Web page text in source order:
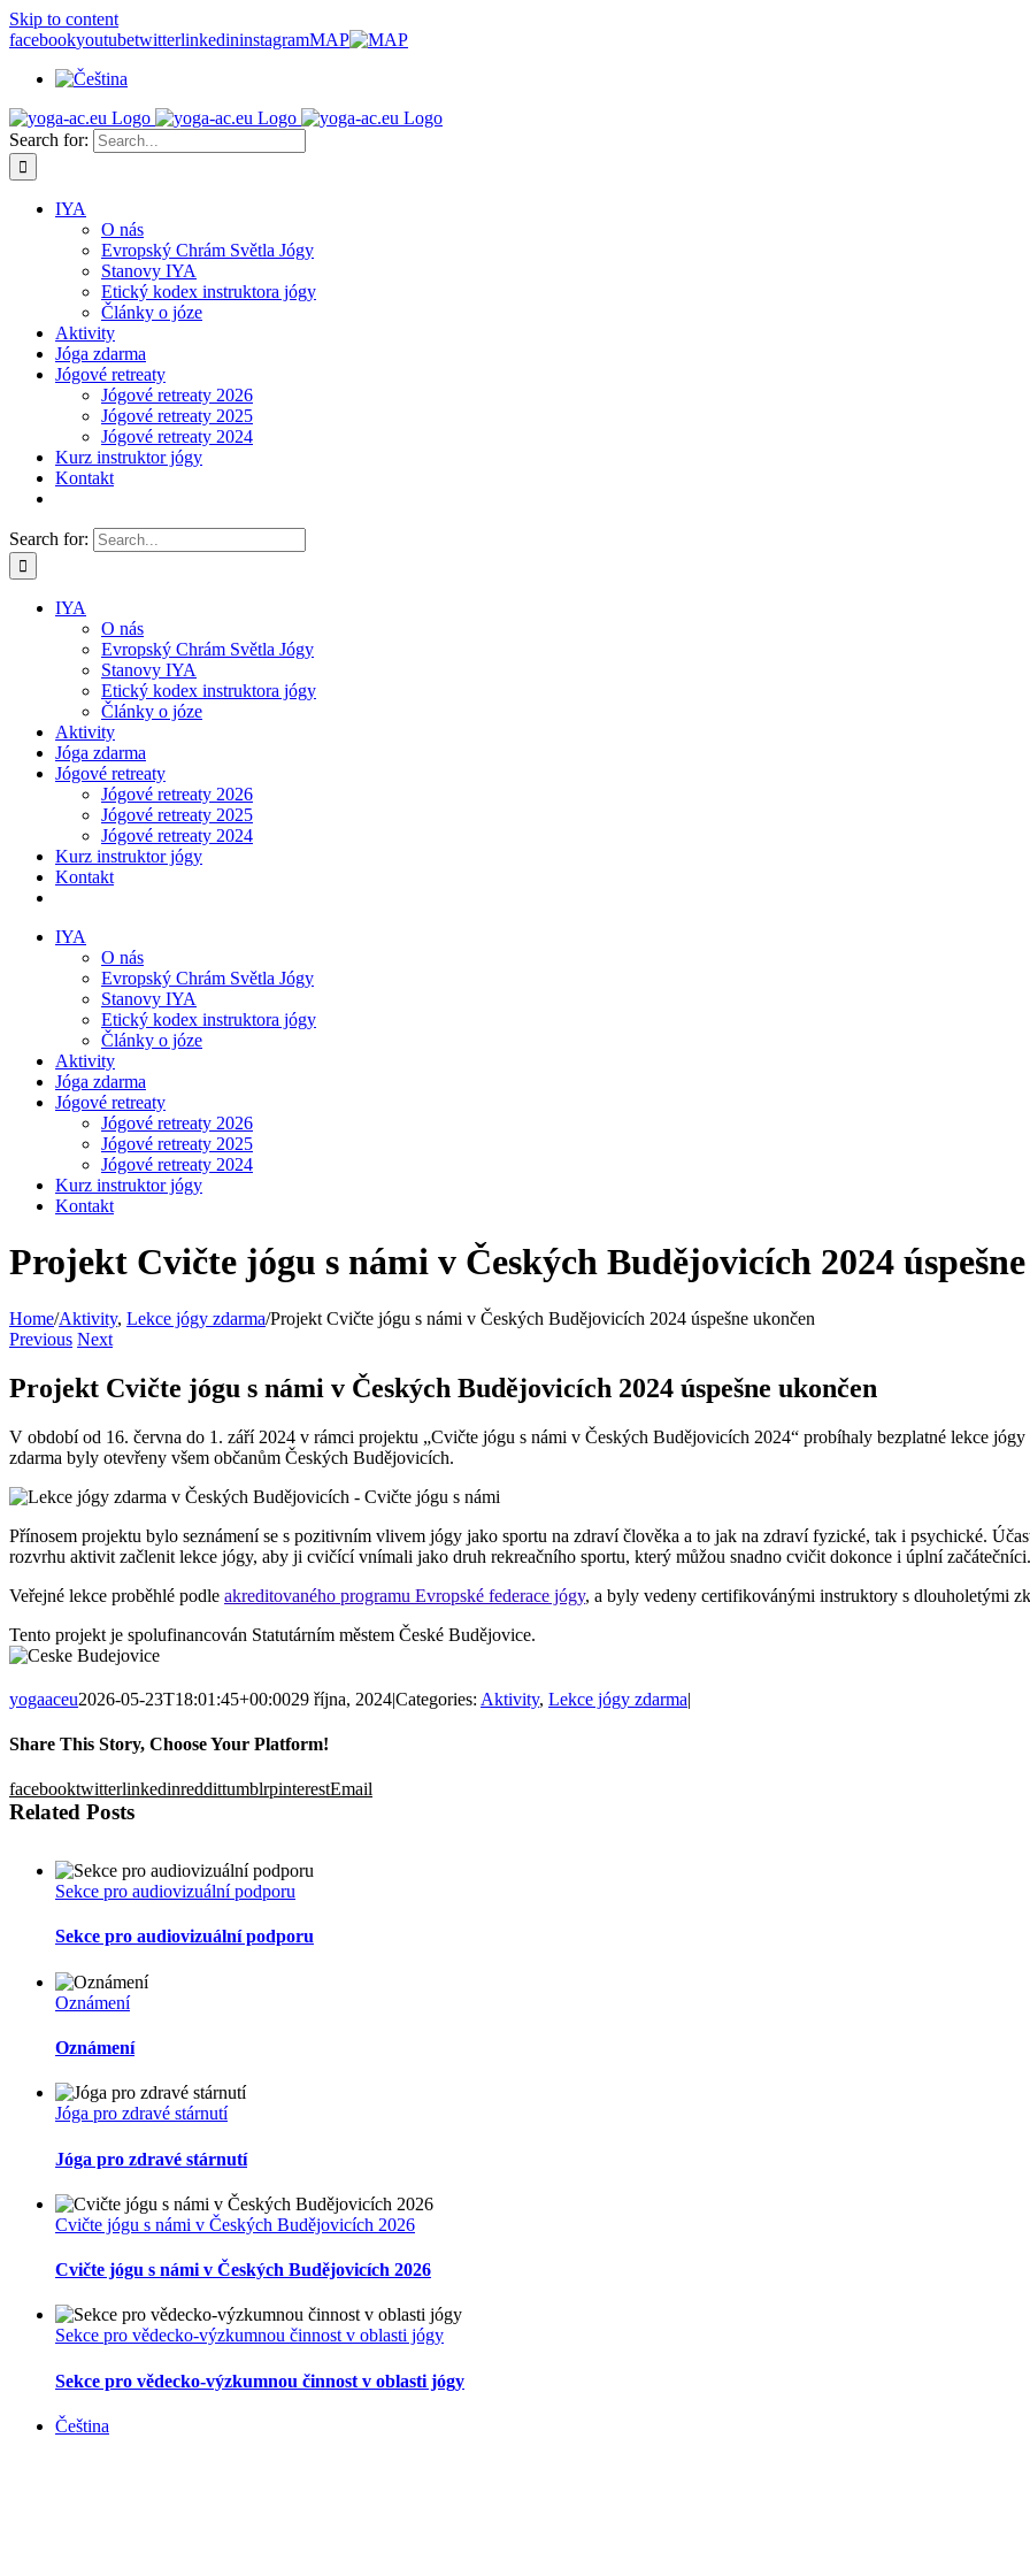
Skip to content
facebookyoutubetwitterlinkedininstagramMAP
Search for:
IYA
O nás
Evropský Chrám Světla Jógy
Stanovy IYA
Etický kodex instruktora jógy
Články o józe
Aktivity
Jóga zdarma
Jógové retreaty
Jógové retreaty 2026
Jógové retreaty 2025
Jógové retreaty 2024
Kurz instruktor jógy
Kontakt
Search for:
IYA
O nás
Evropský Chrám Světla Jógy
Stanovy IYA
Etický kodex instruktora jógy
Články o józe
Aktivity
Jóga zdarma
Jógové retreaty
Jógové retreaty 2026
Jógové retreaty 2025
Jógové retreaty 2024
Kurz instruktor jógy
Kontakt
IYA
O nás
Evropský Chrám Světla Jógy
Stanovy IYA
Etický kodex instruktora jógy
Články o józe
Aktivity
Jóga zdarma
Jógové retreaty
Jógové retreaty 2026
Jógové retreaty 2025
Jógové retreaty 2024
Kurz instruktor jógy
Kontakt
Projekt Cvičte jógu s námi v Českých Budějovicích 2024
Home/Aktivity, Lekce jógy zdarma/Projekt Cvičte jógu s námi v Českých Budějovicích 2024 úspešne ukončen
Previous Next
Projekt Cvičte jógu s námi v Českých Budějovicích 2024 úspešne ukončen
V období od 16. června do 1. září 2024 v rámci projektu „Cvičte jógu s námi v Českých Budějovicích 2024“ probíhaly bezplatné lekce
zdarma byly otevřeny všem občanům Českých Budějovicích.
Přínosem projektu bylo seznámení se s pozitivním vlivem jógy jako sportu na zdraví člověka a to jak na zdraví fyzické, tak i psychické.
rozvrhu aktivit začlenit lekce jógy, aby ji cvičící vnímali jako druh rekreačního sportu, který můžou snadno cvičit dokonce i úplní začátečníci.
Veřejné lekce proběhlé podle akreditovaného programu Evropské federace jógy, a byly vedeny certifikovánými instruktory s dlouholetými
Tento projekt je spolufinancován Statutárním městem České Budějovice.
yogaaceu2026-05-23T18:01:45+00:0029 října, 2024|Categories: Aktivity, Lekce jógy zdarma|
Share This Story, Choose Your Platform!
facebooktwitterlinkedinreddittumblrpinterestEmail
Related Posts
Sekce pro audiovizuální podporu
Sekce pro audiovizuální podporu
Oznámení
Oznámení
Jóga pro zdravé stárnutí
Jóga pro zdravé stárnutí
Cvičte jógu s námi v Českých Budějovicích 2026
Cvičte jógu s námi v Českých Budějovicích 2026
Sekce pro vědecko-výzkumnou činnost v oblasti jógy
Sekce pro vědecko-výzkumnou činnost v oblasti jógy
Čeština